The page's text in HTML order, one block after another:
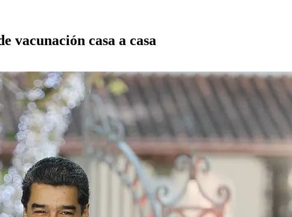
vacunación casa a casa